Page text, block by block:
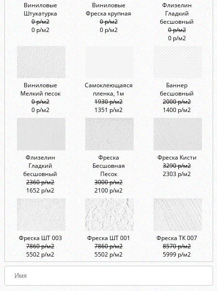
Виниловые
Штукатурка
0 р/м2
0 р/м2
Виниловые
Фреска крупная
0 р/м2
0 р/м2
Флизелин
Гладкий
бесшовный
0 р/м2
0 р/м2
Виниловые
Мелкий песок
0 р/м2
0 р/м2
Самоклеющаяся
пленка, 1м
1930 р/м2
1351 р/м2
Баннер
бесшовный
2000 р/м2
1400 р/м2
Флизелин
Гладкий
бесшовный
2360 р/м2
1652 р/м2
Фреска
Бесшовная
Песок
3000 р/м2
2100 р/м2
Фреска Кисти
3290 р/м2
2303 р/м2
Фреска ШТ 003
7860 р/м2
5502 р/м2
Фреска ШТ 001
7860 р/м2
5502 р/м2
Фреска ТК 007
8570 р/м2
5999 р/м2